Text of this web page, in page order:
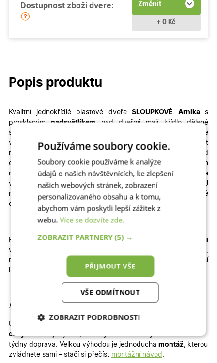
Dostupnost zboží dvere: Změnit
+ 0 Kč
Popis produktu
Kvalitní jednokřídlé plastové dveře SLOUPKOVÉ Arnikas
prosklenýmnadsvětlíkem nad dveřmi mají křídlo dělené
sloupky a
můžete si je přizpůsobit na míru. Vyrobíme vám je
ve
standartním termínu . V konfiguraci si můžete navolit
rozměry, profily, prosklení i autentické dekory dřeva – od
ořechu, přes zlatý dub až po antracit.Konstrukce všech
našich hlavních i vedlejších venkovních plastových dveří je
velmi odolná a zajistí vašemu domovu teplo, klid a bezpečí. U
nás najdete nejlepší poměr ceny a kvality na trhu. Vchodové
dveře jsou za skvělou cenu!
Pokud na dveře spěcháte, navštivte naši kategorii
vchodové
plastové dveře se zrychlenou výrobou,
nebo vchodové
Skladové
plastové dveře, které jsou k dodání
ihned
Detailní informace:
U vybrané konfigurace okamžitě vidíte konečnou
ceny. Dodání je rychlé, 6 – 8 týdnů zabere výroba a 1 – 2
týdny doprava. Velkou výhodou je jednoduchá montáž, kterou
zvládnete sami – stačí si přečíst montážní návod .
Používáme soubory cookie.
Soubory cookie používáme k analýze
údajů o našich návštěvnících, ke zlepšení
našich webových stránek, zobrazení
personalizovaného obsahu a k tomu,
abychom vám poskytli lepší zážitek z
webu.Více se dozvíte zde.
ZOBRAZIT PARTNERY(5) →
PŘIJMOUT VŠE
VŠE ODMÍTNOUT
ZOBRAZIT PODROBNOSTI
Nezbytně nutné
cookies
Analytické
cookies